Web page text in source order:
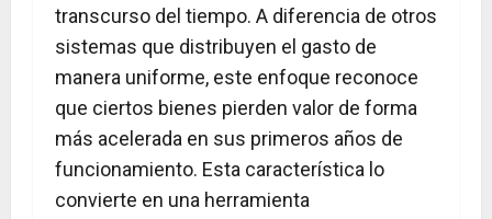
transcurso del tiempo. A diferencia de otros
sistemas que distribuyen el gasto de
manera uniforme, este enfoque reconoce
que ciertos bienes pierden valor de forma
más acelerada en sus primeros años de
funcionamiento. Esta característica lo
convierte en una herramienta